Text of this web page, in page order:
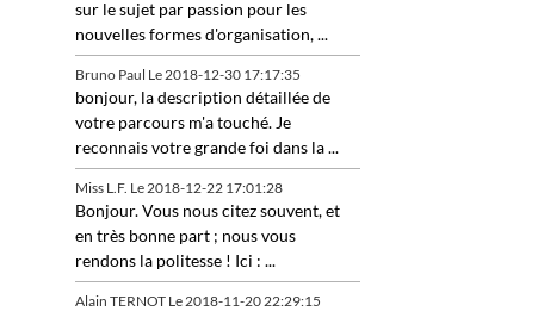
sur le sujet par passion pour les
nouvelles formes d'organisation, ...
Bruno Paul Le 2018-12-30 17:17:35
bonjour, la description détaillée de
votre parcours m'a touché. Je
reconnais votre grande foi dans la ...
Miss L.F. Le 2018-12-22 17:01:28
Bonjour. Vous nous citez souvent, et
en très bonne part ; nous vous
rendons la politesse ! Ici : ...
Alain TERNOT Le 2018-11-20 22:29:15